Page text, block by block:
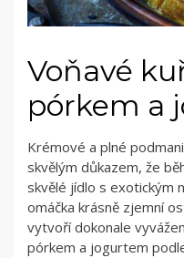
Voňavé
pórkem a
Krémové a plné
skvělým důkazem, že
skvělé jídlo s exotickým
omáčka krásně zjemní
vytvoří dokonale
pórkem a jogurtem